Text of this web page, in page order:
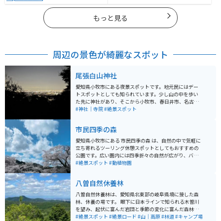
もっと見る
周辺の景色が綺麗なスポット
尾張白山神社
愛知県小牧市にある夜景スポットです。地元民にはデー
トスポットとしても知られています。少し山の中を歩い
た先に神社があり、そこから小牧市、春日井市、名古屋
市が一望できます。名古屋駅のゲートタワーや名古屋城
#神社｜寺院#絶景スポット
市民四季の森
愛知県小牧市にある 市民四季の森 は、自然の中で気軽に
立ち寄れるツーリング休憩スポットとしてもおすすめの
公園です。広い園内には四季折々の自然が広がり、バイ
クを降りてゆっくり散策するだけでも気分転換になりま
には家族連れでにぎわいます。動物と触れ合えるエリア
もあり、のんびりとした雰囲気の中でリフレッシュでき
るのも魅力です。 ツーリングの途中に立ち寄れば、木々
に囲まれた遊歩道を歩いたり、ベンチで休憩しながら自
然を楽しんだりと、ライディングの合間のリラックスタ
#絶景スポット #動植物園
八曽自然休養林
八曽自然休養林は、愛知県北東部の岐阜県境に接した森
林、休養の場です。 眼下に日本ラインで知られる木曽川
を望み、起伏に富んだ岩団と季節の変化に富んだ森林
が、豊かな清流と調和した景観となっています。 八曽地
#絶景スポット #絶景ロード #山｜高原#林道#キャンプ場